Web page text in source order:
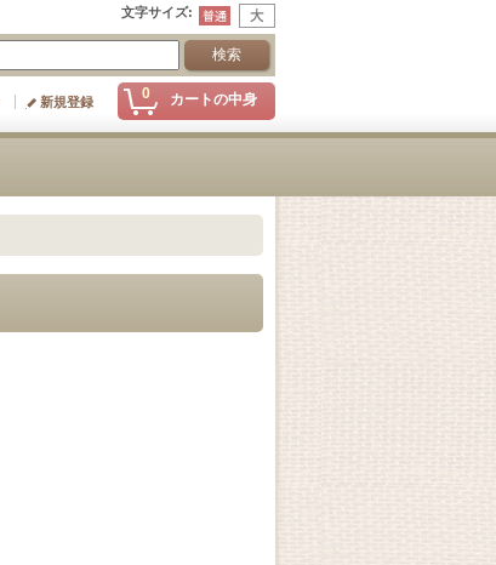
文字サイズ:
0 カートの中身
新規登録